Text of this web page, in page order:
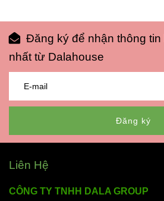
Đăng ký để nhận thông
nhất từ Dalahouse
Đăng ký
Liên Hệ
CÔNG TY TNHH DALA GROUP